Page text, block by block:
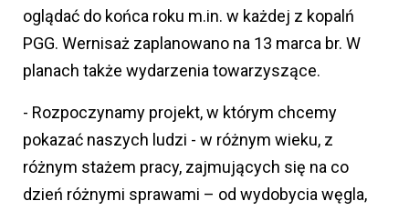
oglądać do końca roku m.in. w każdej z kopalń
PGG. Wernisaż zaplanowano na 13 marca br. W
planach także wydarzenia towarzyszące.
- Rozpoczynamy projekt, w którym chcemy
pokazać naszych ludzi - w różnym wieku, z
różnym stażem pracy, zajmujących się na co
dzień różnymi sprawami – od wydobycia węgla,